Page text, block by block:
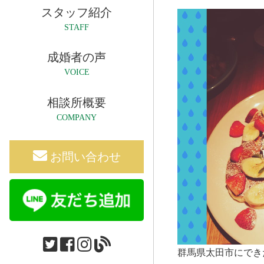
スタッフ紹介
STAFF
成婚者の声
VOICE
相談所概要
COMPANY
お問い合わせ
群馬県太田市にでき